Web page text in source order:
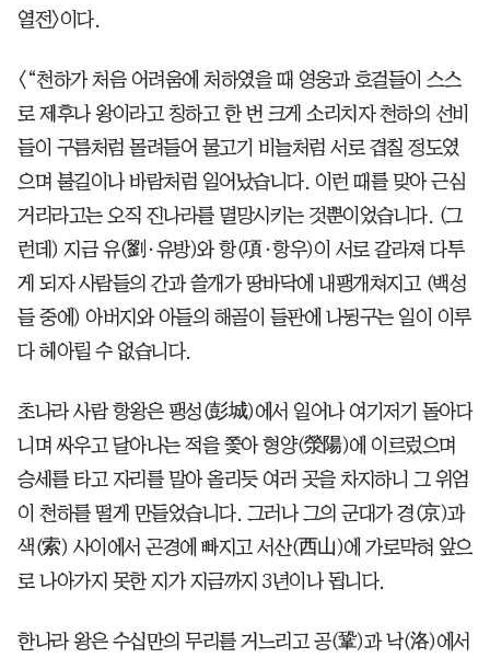
열전〉이다.
〈“천하가 처음 어려움에 처하였을 때 영웅과 호걸들이 스스
로 제후나 왕이라고 칭하고 한 번 크게 소리치자 천하의 선비
들이 구름처럼 몰려들어 물고기 비늘처럼 서로 겹칠 정도였
으며 불길이나 바람처럼 일어났습니다. 이런 때를 맞아 근심
거리라고는 오직 진나라를 멸망시키는 것뿐이었습니다. (그
런데) 지금 유(劉·유방)와 항(項·항우)이 서로 갈라져 다투
게 되자 사람들의 간과 쓸개가 땅바닥에 내팽개쳐지고 (백성
들 중에) 아버지와 아들의 해골이 들판에 나뒹구는 일이 이루
다 헤아릴 수 없습니다.
초나라 사람 항왕은 팽성(彭城)에서 일어나 여기저기 돌아다
니며 싸우고 달아나는 적을 쫓아 형양(滎陽)에 이르렀으며
승세를 타고 자리를 말아 올리듯 여러 곳을 차지하니 그 위엄
이 천하를 떨게 만들었습니다. 그러나 그의 군대가 경(京)과
색(索) 사이에서 곤경에 빠지고 서산(西山)에 가로막혀 앞으
로 나아가지 못한 지가 지금까지 3년이나 됩니다.
한나라 왕은 수십만의 무리를 거느리고 공(鞏)과 낙(洛)에서